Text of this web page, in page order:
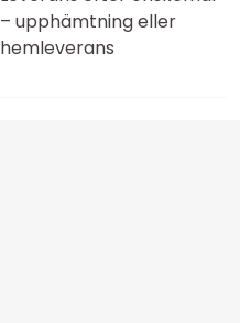
– upphämtning eller
hemleverans